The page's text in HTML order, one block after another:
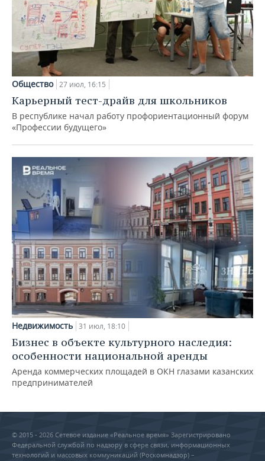
Общество 27 июл, 16:15
Карьерный тест-драйв для школьников
В республике начал работу профориентационный форум
«Профессии будущего»
Недвижимость 31 июл, 18:10
Бизнес в объекте культурного наследия:
особенности национальной аренды
Аренда коммерческих площадей в ОКН глазами казанских
предпринимателей
© 2015 - 2026 Сетевое издание «Реальное время» Зарегистрировано
Федеральной службой по надзору в сфере связи, информационных
технологий и массовых коммуникаций (Роскомнадзор) –